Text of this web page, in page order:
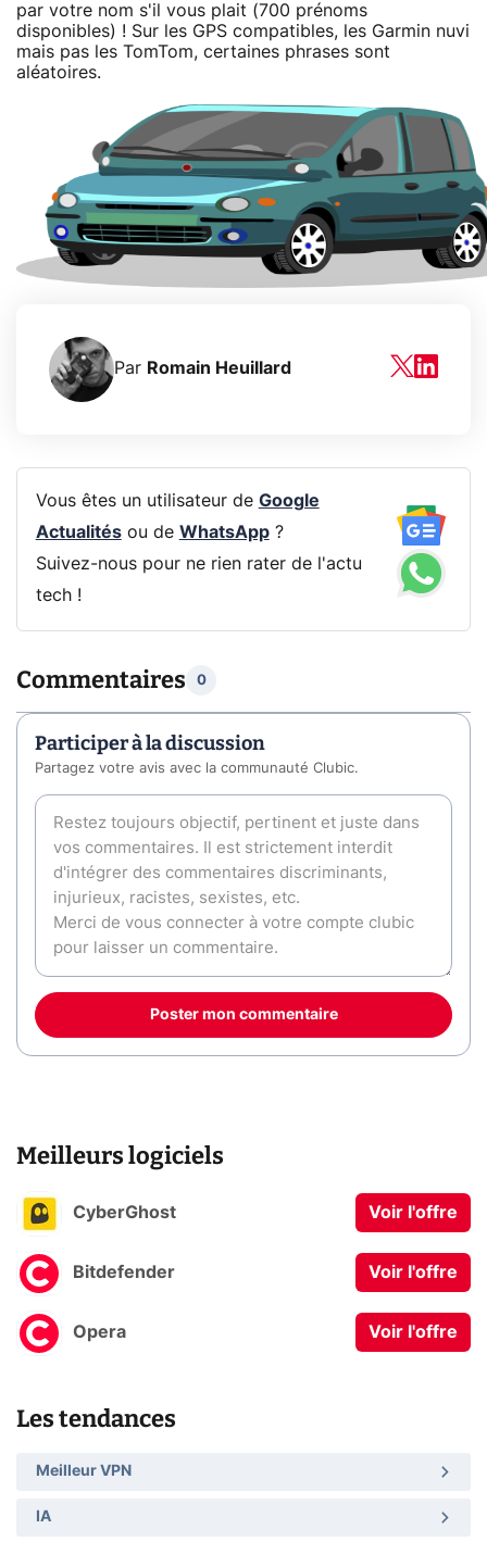
par votre nom s'il vous plait (700 prénoms
disponibles) ! Sur les GPS compatibles, les Garmin nuvi
mais pas les TomTom, certaines phrases sont
aléatoires.
Par Romain Heuillard
Vous êtes un utilisateur de Google
Actualitésou de WhatsApp?
Suivez-nous pour ne rien rater de l'actu
tech !
Commentaires 0
Participer à la discussion
Partagez votre avis avec la communauté Clubic.
Poster mon commentaire
Meilleurs logiciels
CyberGhost Voir l'offre
Bitdefender Voir l'offre
Opera Voir l'offre
Les tendances
Meilleur VPN
IA